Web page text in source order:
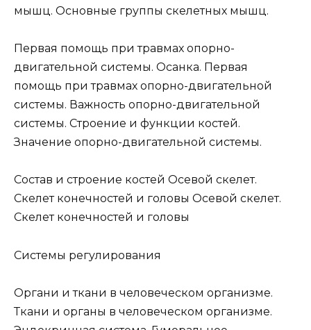
мышц. Основные группы скелетных мышц.
Первая помощь при травмах опорно-
двигательной системы. Осанка. Первая
помощь при травмах опорно-двигательной
системы. Важность опорно-двигательной
системы. Строение и функции костей.
Значение опорно-двигательной системы.
Состав и строение костей Осевой скелет.
Скелет конечностей и головы Осевой скелет.
Скелет конечностей и головы
Системы регулирования
Органи и ткани в человеческом организме.
Ткани и органы в человеческом организме.